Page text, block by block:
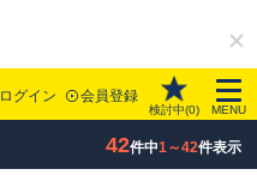
ログイン 会員登録
検討中(0) MENU
42件中1～42件表示